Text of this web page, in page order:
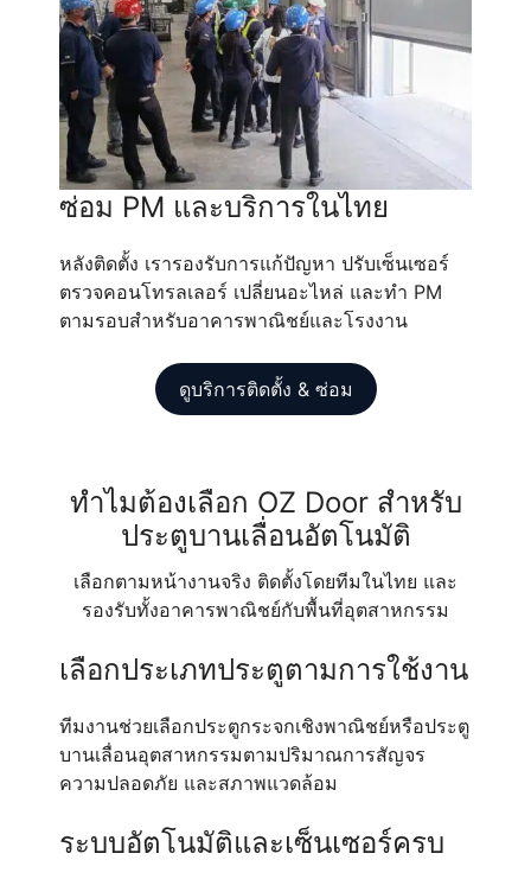
ซ่อม PM และบริการในไทย
หลังติดตั้ง เรารองรับการแก้ปัญหา ปรับเซ็นเซอร์
ตรวจคอนโทรลเลอร์ เปลี่ยนอะไหล่ และทำ PM
ตามรอบสำหรับอาคารพาณิชย์และโรงงาน
ดูบริการติดตั้ง & ซ่อม
ทำไมต้องเลือก OZ Door สำหรับ
ประตูบานเลื่อนอัตโนมัติ
เลือกตามหน้างานจริง ติดตั้งโดยทีมในไทย และ
รองรับทั้งอาคารพาณิชย์กับพื้นที่อุตสาหกรรม
เลือกประเภทประตูตามการใช้งาน
ทีมงานช่วยเลือกประตูกระจกเชิงพาณิชย์หรือประตู
บานเลื่อนอุตสาหกรรมตามปริมาณการสัญจร
ความปลอดภัย และสภาพแวดล้อม
ระบบอัตโนมัติและเซ็นเซอร์ครบ